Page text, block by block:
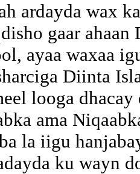
ardayda wax
gaar ahaan
ayaa waxaa
Diinta
looga
ama
la iigu
ku wayn